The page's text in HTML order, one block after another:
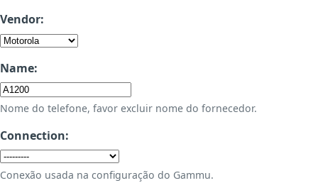
Vendor:
Name:
Nome do telefone, favor excluir nome do fornecedor.
Connection:
Conexão usada na configuração do Gammu.